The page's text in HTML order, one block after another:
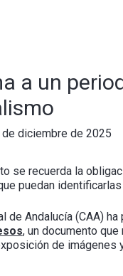
a un
de diciembre de 2025
se recuerda la
puedan identificarlas
de Andalucía (CAA)
, un documento
de